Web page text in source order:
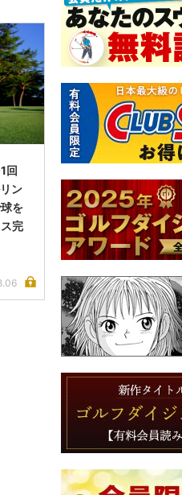
回
ン
を
完